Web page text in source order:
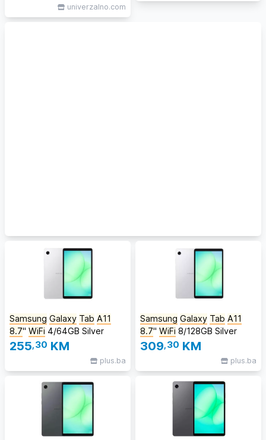
univerzalno.com
Samsung Galaxy Tab A11
8.7'' WiFi 4/64GB Silver
255,30 KM
plus.ba
Samsung Galaxy Tab A11
8.7'' WiFi 8/128GB Silver
309,30 KM
plus.ba